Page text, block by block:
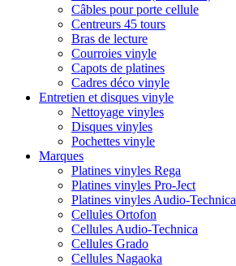
Câbles pour porte cellule
Centreurs 45 tours
Bras de lecture
Courroies vinyle
Capots de platines
Cadres déco vinyle
Entretien et disques vinyle
Nettoyage vinyles
Disques vinyles
Pochettes vinyle
Marques
Platines vinyles Rega
Platines vinyles Pro-Ject
Platines vinyles Audio-Technica
Cellules Ortofon
Cellules Audio-Technica
Cellules Grado
Cellules Nagaoka